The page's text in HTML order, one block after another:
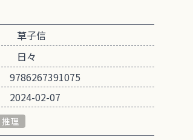
草子信
日々
9786267391075
2024-02-07
推理